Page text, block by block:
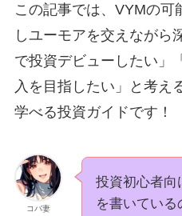
この記事では、VYMの可
しユーモアを交えながら
で投資デビューしたい」
入を目指したい」と考え
学べる投資ガイドです！
コバ妻
投資初心者向
を書いてい